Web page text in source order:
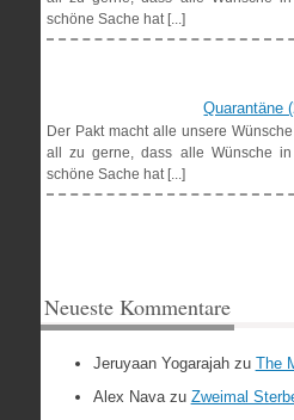
schöne Sache hat [...]
Quarantäne
Der Pakt macht alle unsere
all zu gerne, dass alle Wünsche
schöne Sache hat [...]
Neueste Kommentare
Jeruyaan Yogarajahzu The
Alex Navazu Zweimal